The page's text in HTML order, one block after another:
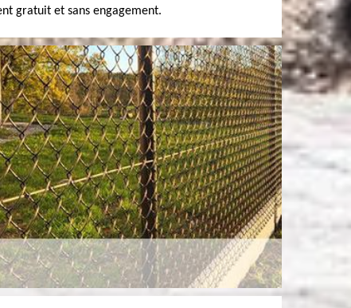
gratuit et sans engagement.